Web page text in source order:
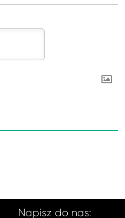
Napisz do nas: